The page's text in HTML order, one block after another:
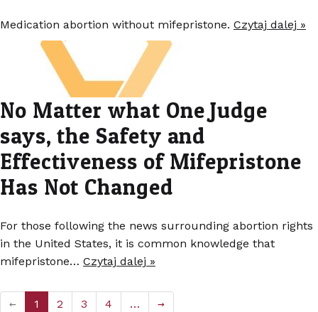
Medication abortion without mifepristone. Czytaj dalej »
No Matter what One Judge
says, the Safety and
Effectiveness of Mifepristone
Has Not Changed
For those following the news surrounding abortion rights
in the United States, it is common knowledge that
mifepristone… Czytaj dalej »
← 1 2 3 4 … →